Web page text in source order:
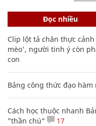
Đọc nhiều
Clip lột tả chân thực
mèo', người tinh ý còn
con
Bảng công thức đạo
Cách học thuộc nhanh
"thần chú"
17